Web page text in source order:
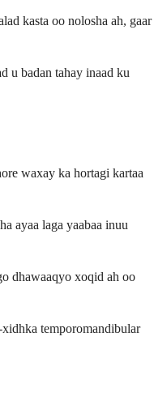
kasta oo nolosha ah, gaar
u badan tahay inaad ku
waxay ka hortagi kartaa
ayaa laga yaabaa inuu
dhawaaqyo xoqid ah oo
temporomandibular